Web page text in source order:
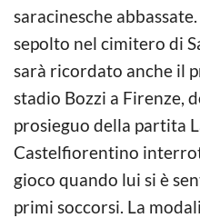
saracinesche
sepolto nel cimitero di
sarà ricordato anche il
stadio Bozzi a Firenze,
prosieguo della partita
Castelfiorentino
gioco quando lui si è
primi soccorsi. La